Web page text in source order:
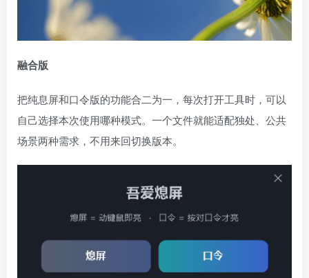
融合版
把纯息屏和口令版的功能合二为一，每次打开工具时，可以
自己选择本次使用哪种模式。一个文件就能适配独处、公共
场景两种需求，不用来回切换版本。